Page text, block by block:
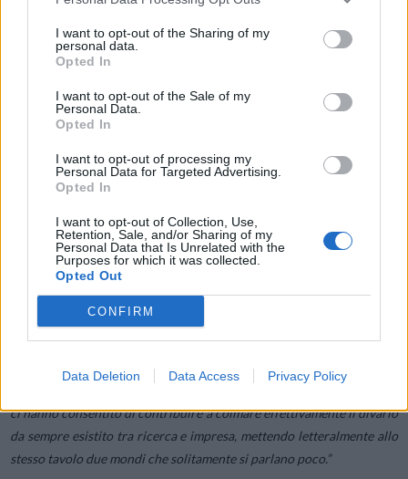
I want to opt-out of the Sharing of my
personal data.
Opted In
I want to opt-out of the Sale of my
Personal Data.
Opted In
I want to opt-out of processing my
Personal Data for Targeted Advertising.
Opted In
I want to opt-out of Collection, Use,
Retention, Sale, and/or Sharing of my
Personal Data that Is Unrelated with the
Purposes for which it was collected.
Opted Out
CONFIRM
Data Deletion Data Access Privacy Policy
l’expertise dell’Università di Pisa darà vita a soluzioni che
plasmeranno il futuro del cloud e incentiveranno i benefici che
possono derivare dall’Intelligenza Artificiale, ottimizzando l’uso
dell’energia nel settore dei data center in ottica di sostenibilità a
lungo termine.”
“Il nostro dipartimento ha una lunga tradizione di dialogo e lavoro
Ingegneria dell’Informazione Andrea Caiti –abbiamo attivi diversi
laboratori dedicati alla ricerca per il 4.0 e il 5.0, che hanno ormai
acquisito una rilevanza non solo locale, ma anche nazionale e
internazionale. Sono numerose le richieste di collaborazione da parte
di realtà imprenditoriali per corsi di formazione, co-progettazione di
soluzioni, uso della strumentazione all’avanguardia dei nostri
laboratori per studi di prodotto, e anche per istituire laboratori di
ci hanno consentito di contribuire a colmare effettivamente il divario
da sempre esistito tra ricerca e impresa, mettendo letteralmente allo
stesso tavolo due mondi che solitamente si parlano poco.”